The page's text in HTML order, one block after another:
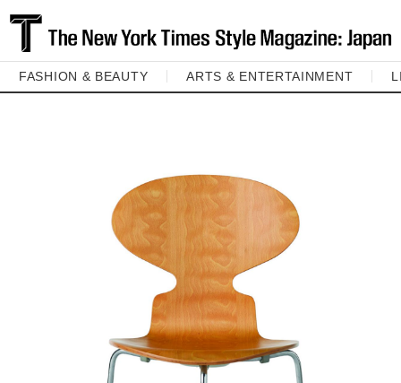
FASHION & BEAUTY ARTS & ENTERTAINMENT